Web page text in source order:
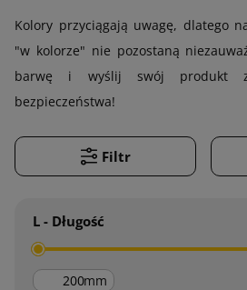
Kolory przyciągają uwagę, dlatego
"w kolorze" nie pozostaną
barwę i wyślij swój produkt z
bezpieczeństwa!
Filtr
L - Długość
mm